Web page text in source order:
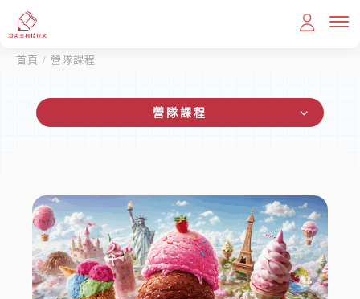
首頁
課程內容
滿分作文
首頁 / 營隊課程
營隊課程